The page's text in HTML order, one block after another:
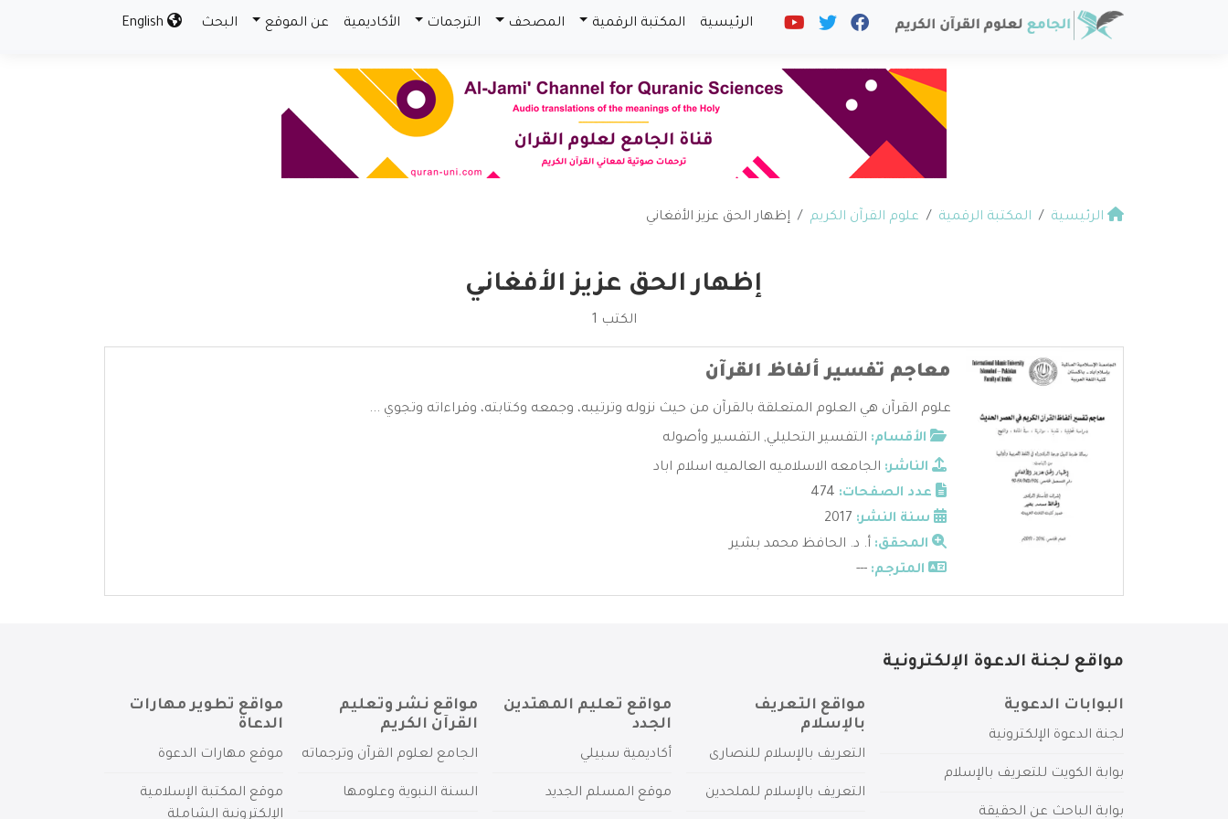
الرئيسية المكتبة الرقمية المصحف الترجمات الأكاديمية عن الموقع البحث
الرئيسية المكتبة الرقمية علوم القرآن الكريم إظهار الحق عزيز الأفغاني
إظهار الحق عزيز الأفغاني
الكتب 1
معاجم تفسير ألفاظ القرآن
علوم القرآن هي العلوم المتعلقة بالقرآن من حيث نزوله وترتيبه، وجمعه وكتابته، وقراءاته وتجوي ...
الأقسام: التفسير التحليلي, التفسير وأصوله
الناشر: الجامعه الاسلاميه العالميه اسلام اباد
عدد الصفحات:
سنة النشر:
المحقق: أ. د. الحافظ محمد بشير
المترجم: ---
مواقع لجنة الدعوة الإلكترونية
البوابات الدعوية
لجنة الدعوة الإلكترونية
بوابة الكويت للتعريف بالإسلام
بوابة الباحث عن الحقيقة
مواقع التعريف
بالإسلام
التعريف بالإسلام للنصارى
التعريف بالإسلام للملحدين
مواقع تعليم المهتدين
الجدد
أكاديمية سبيلي
موقع المسلم الجديد
مواقع نشر وتعليم
القرآن الكريم
الجامع لعلوم القرآن وترجماته
السنة النبوية وعلومها
مواقع تطوير مهارات
الدعاة
موقع مهارات الدعوة
موقع المكتبة الإسلامية
الإلكترونية الشاملة